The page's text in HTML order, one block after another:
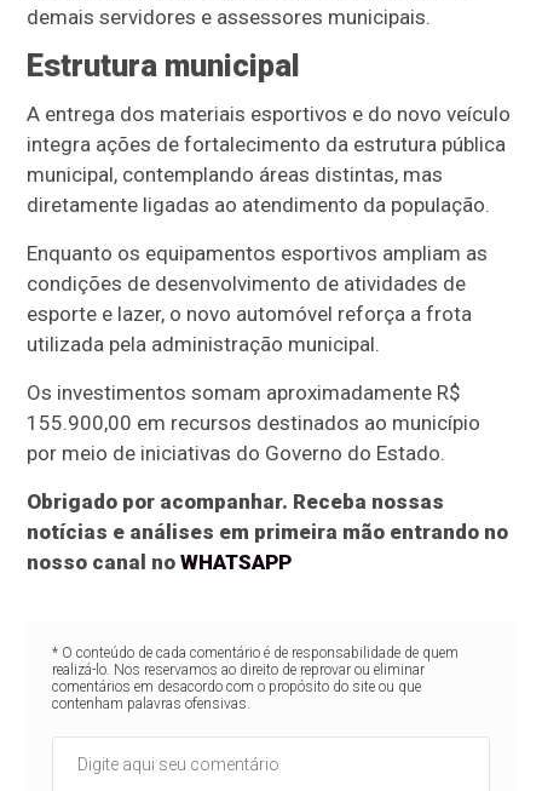
demais servidores e assessores municipais.
Estrutura municipal
A entrega dos materiais esportivos e do novo veículo
integra ações de fortalecimento da estrutura pública
municipal, contemplando áreas distintas, mas
diretamente ligadas ao atendimento da população.
Enquanto os equipamentos esportivos ampliam as
condições de desenvolvimento de atividades de
esporte e lazer, o novo automóvel reforça a frota
utilizada pela administração municipal.
Os investimentos somam aproximadamente R$
155.900,00 em recursos destinados ao município
por meio de iniciativas do Governo do Estado.
Obrigado por acompanhar. Receba nossas
notícias e análises em primeira mão entrando no
nosso canal noWHATSAPP
* O conteúdo de cada comentário é de responsabilidade de quem
realizá-lo. Nos reservamos ao direito de reprovar ou eliminar
comentários em desacordo com o propósito do site ou que
contenham palavras ofensivas.